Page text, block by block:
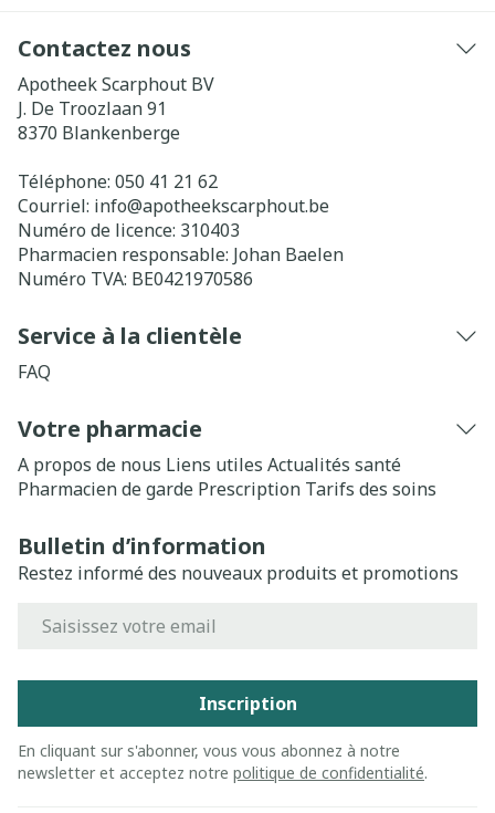
Contactez nous
Apotheek Scarphout BV
J. De Troozlaan 91
8370 Blankenberge
Téléphone: 050 41 21 62
Courriel: info@apotheekscarphout.be
Numéro de licence: 310403
Pharmacien responsable: Johan Baelen
Numéro TVA: BE0421970586
Service à la clientèle
FAQ
Votre pharmacie
A propos de nous Liens utiles Actualités santé
Pharmacien de garde Prescription Tarifs des soins
Bulletin d’information
Restez informé des nouveaux produits et promotions
Inscription
En cliquant sur s'abonner, vous vous abonnez à notre
newsletter et acceptez notre politique de confidentialité.